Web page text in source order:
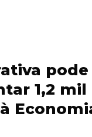
pode
1,2